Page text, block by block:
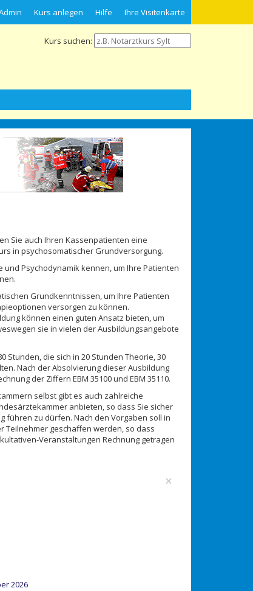
Kurs anlegen Hilfe Ihre Visitenkarte
Kurs suchen:
Sie auch Ihren Kassenpatienten eine
in psychosomatischer Grundversorgung.
Psychodynamik kennen, um Ihre Patienten
Grundkenntnissen, um Ihre Patienten
versorgen zu können.
können einen guten Ansatz bieten, um
sie in vielen der Ausbildungsangebote
die sich in 20 Stunden Theorie, 30
Nach der Absolvierung dieser Ausbildung
der Ziffern EBM 35100 und EBM 35110.
selbst gibt es auch zahlreiche
anbieten, so dass Sie sicher
führen zu dürfen. Nach den Vorgaben soll in
Teilnehmer geschaffen werden, so dass
Veranstaltungen Rechnung getragen
×
2026